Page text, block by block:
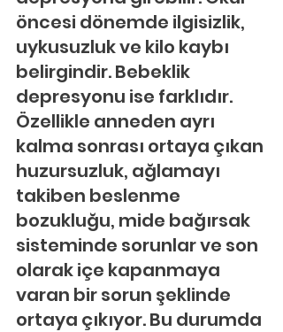
öncesi dönemde ilgisizlik,
uykusuzluk ve kilo kaybı
belirgindir. Bebeklik
depresyonu ise farklıdır.
Özellikle anneden ayrı
kalma sonrası ortaya çıkan
huzursuzluk, ağlamayı
takiben beslenme
bozukluğu, mide bağırsak
sisteminde sorunlar ve son
olarak içe kapanmaya
varan bir sorun şeklinde
ortaya çıkıyor. Bu durumda